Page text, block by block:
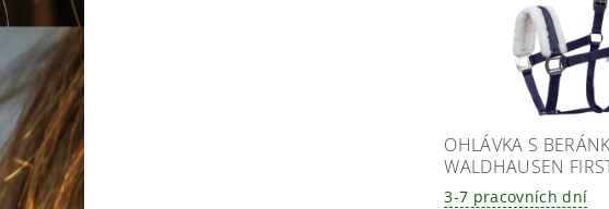
OHLÁVKA S
WALDHAUSEN
3-7 pracovních dní